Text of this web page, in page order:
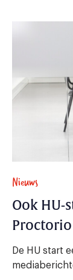
Nieuws
Ook HU-
De HU start